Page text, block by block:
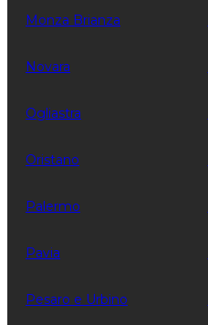
Monza Brianza
Novara
Ogliastra
Oristano
Palermo
Pavia
Pesaro e Urbino